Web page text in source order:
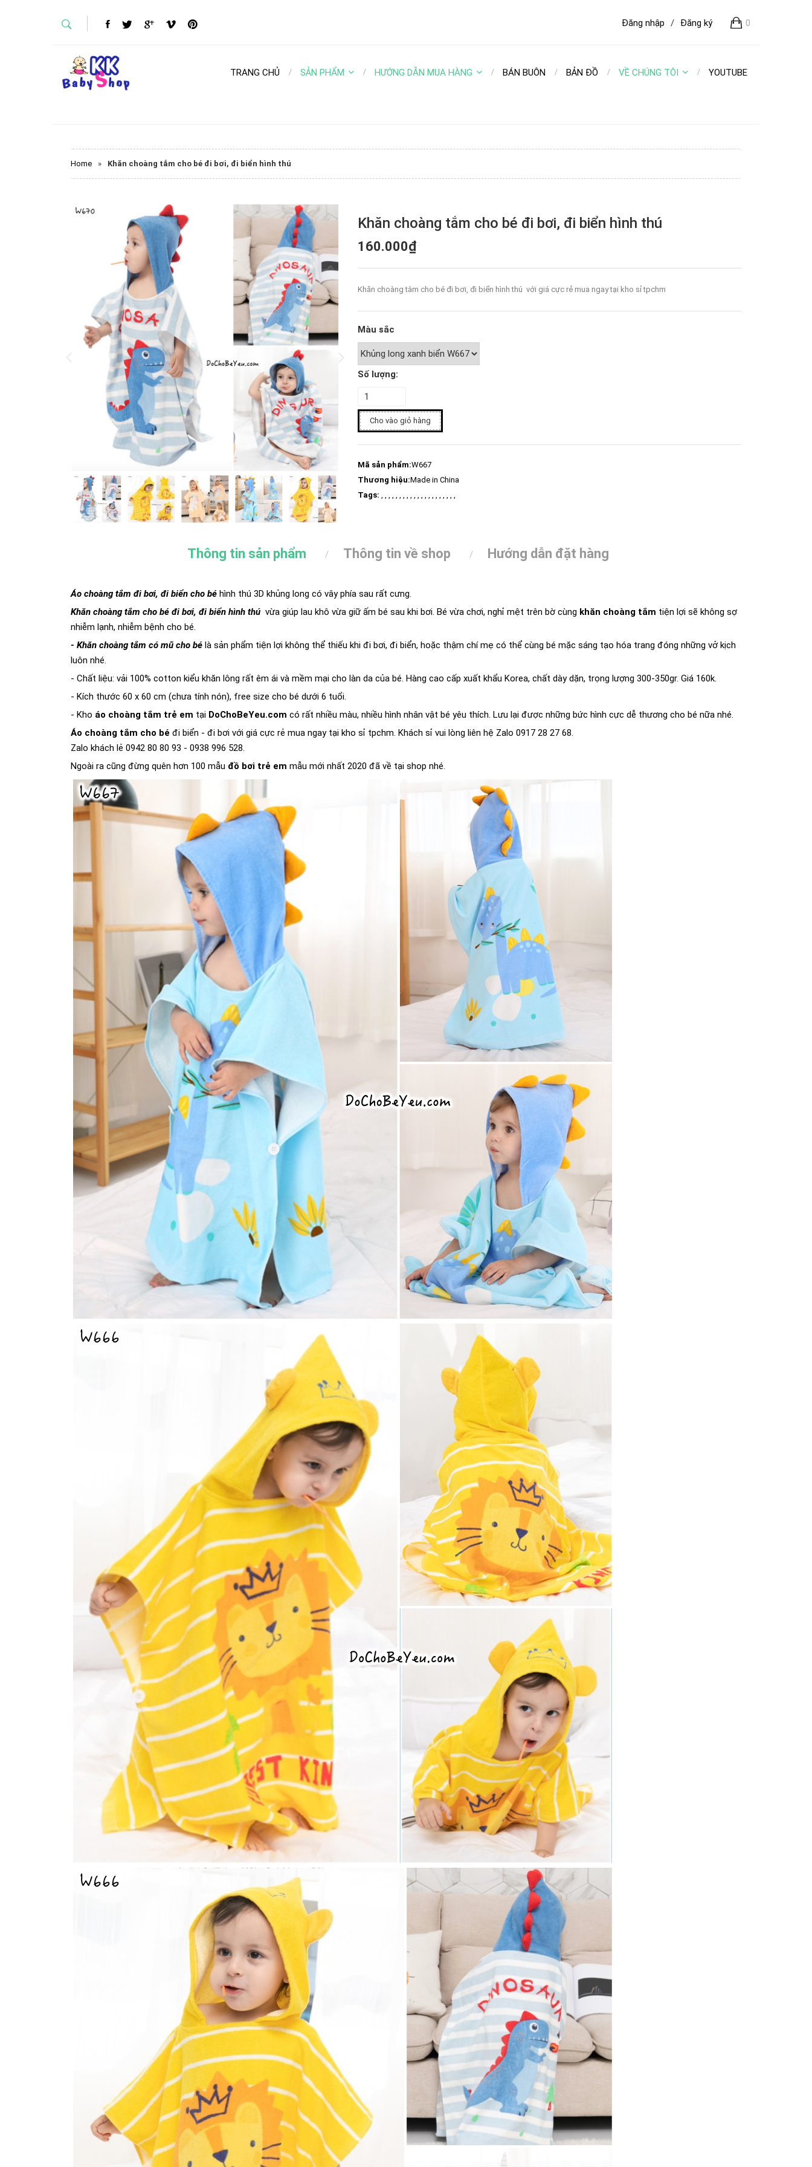
0
Đăng ký
/
Đăng nhập
TRANG CHỦ SẢN PHẨM HƯỚNG DẪN MUA HÀNG BÁN BUÔN BẢN ĐỒ VỀ CHÚNG TÔI YOUTUBE
Home » Khăn choàng tắm cho bé đi bơi, đi biển hình thú
Khăn choàng tắm cho bé đi bơi, đi biển hình thú
160.000₫
Khăn choàng tắm cho bé đi bơi, đi biển hình thú với giá cực rẻ mua ngay tại kho sỉ tpchm
Màu sắc
Số lượng:
Cho vào giỏ hàng
Mã sản phẩm:W667
Thương hiệu:Made in China
Tags: , , , , , , , , , , , , , , , , , , , , ,
Thông tin sản phẩm Thông tin về shop Hướng dẫn đặt hàng
Áo choàng tắm đi bơi, đi biển cho bé hình thú 3D khủng long có vây phía sau rất cưng.
Khăn choàng tắm cho bé đi bơi, đi biển hình thú vừa giúp lau khô vừa giữ ấm bé sau khi bơi. Bé vừa chơi, nghỉ mệt trên bờ cùng khăn choàng tắm tiện lợi sẽ không sợ
nhiễm lạnh, nhiễm bệnh cho bé.
- Khăn choàng tắm có mũ cho bé là sản phẩm tiện lợi không thể thiếu khi đi bơi, đi biển, hoặc thậm chí mẹ có thể cùng bé mặc sáng tạo hóa trang đóng những vở kịch
luôn nhé.
- Chất liệu: vải 100% cotton kiểu khăn lông rất êm ái và mềm mại cho làn da của bé. Hàng cao cấp xuất khẩu Korea, chất dày dặn, trọng lượng 300-350gr. Giá 160k.
- Kích thước 60 x 60 cm (chưa tính nón), free size cho bé dưới 6 tuổi.
- Kho áo choàng tắm trẻ em tại DoChoBeYeu.com có rất nhiều màu, nhiều hình nhân vật bé yêu thích. Lưu lại được những bức hình cực dễ thương cho bé nữa nhé.
Áo choàng tắm cho bé đi biển - đi bơi với giá cực rẻ mua ngay tại kho sỉ tpchm. Khách sỉ vui lòng liên hệ Zalo 0917 28 27 68.
Zalo khách lẻ 0942 80 80 93 - 0938 996 528.
Ngoài ra cũng đừng quên hơn 100 mẫu đồ bơi trẻ em mẫu mới nhất 2020 đã về tại shop nhé.